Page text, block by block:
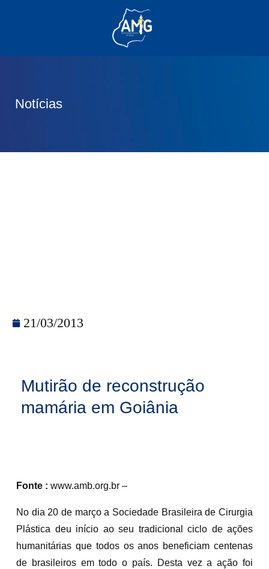
Notícias
21/03/2013
Mutirão de reconstrução
mamária em Goiânia
Fonte : www.amb.org.br –
No dia 20 de março a Sociedade Brasileira de Cirurgia
Plástica deu início ao seu tradicional ciclo de ações
humanitárias que todos os anos beneficiam centenas
de brasileiros em todo o país. Desta vez a ação foi